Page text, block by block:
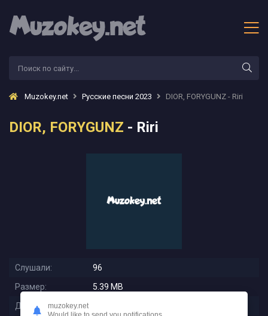
Muzokey.net Русские песни 2023 DIOR, FORYGUNZ - Riri
DIOR, FORYGUNZ - Riri
Слушали:
96
Размер:
5.39 MB
Длительность:
muzokey.net